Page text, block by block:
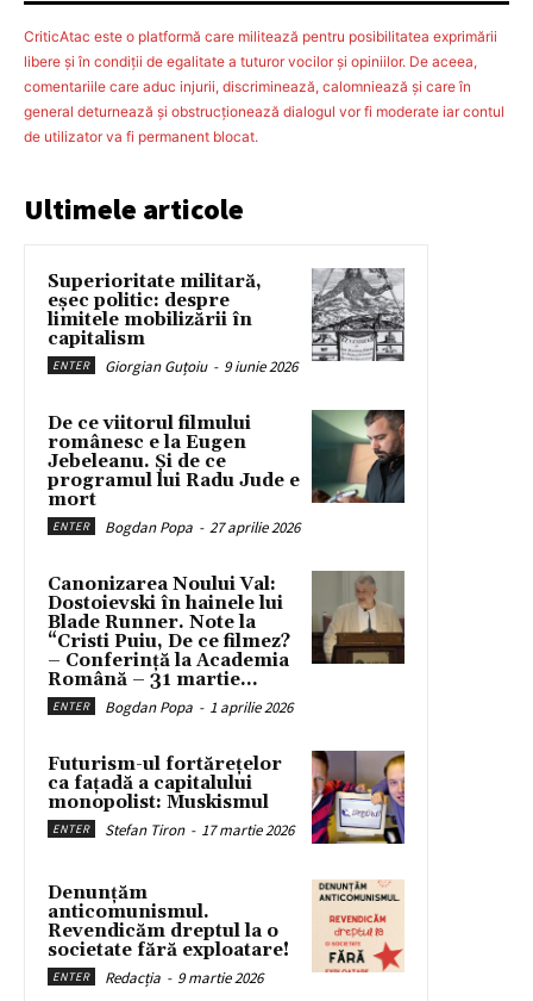
CriticAtac este o platformă care militează pentru posibilitatea exprimării
libere şi în condiţii de egalitate a tuturor vocilor şi opiniilor. De aceea,
comentariile care aduc injurii, discriminează, calomniează şi care în
general deturnează şi obstrucţionează dialogul vor fi moderate iar contul
de utilizator va fi permanent blocat.
Ultimele articole
Superioritate militară,
eșec politic: despre
limitele mobilizării în
capitalism
ENTER Giorgian Guțoiu - 9 iunie 2026
De ce viitorul filmului
românesc e la Eugen
Jebeleanu. Și de ce
programul lui Radu Jude e
mort
ENTER Bogdan Popa - 27 aprilie 2026
Canonizarea Noului Val:
Dostoievski în hainele lui
Blade Runner. Note la
“Cristi Puiu, De ce filmez?
– Conferință la Academia
Română – 31 martie...
ENTER Bogdan Popa - 1 aprilie 2026
Futurism-ul fortărețelor
ca fațadă a capitalului
monopolist: Muskismul
ENTER Stefan Tiron - 17 martie 2026
Denunțăm
anticomunismul.
Revendicăm dreptul la o
societate fără exploatare!
ENTER Redacția - 9 martie 2026